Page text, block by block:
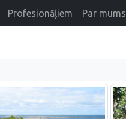
Profesionāļiem Par mums